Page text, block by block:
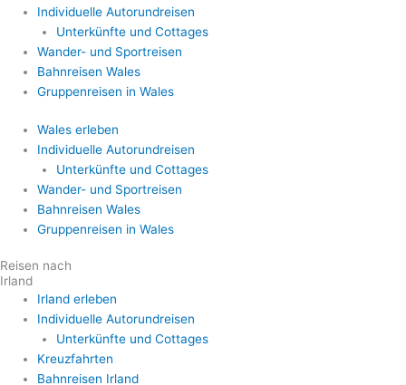
Individuelle Autorundreisen
Unterkünfte und Cottages
Wander- und Sportreisen
Bahnreisen Wales
Gruppenreisen in Wales
Wales erleben
Individuelle Autorundreisen
Unterkünfte und Cottages
Wander- und Sportreisen
Bahnreisen Wales
Gruppenreisen in Wales
Reisen nach
Irland
Irland erleben
Individuelle Autorundreisen
Unterkünfte und Cottages
Kreuzfahrten
Bahnreisen Irland